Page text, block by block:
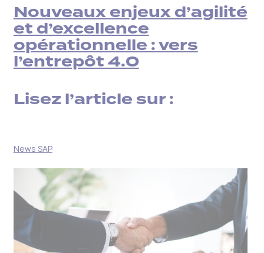
Nouveaux enjeux d’agilité
et d’excellence
opérationnelle : vers
l’entrepôt 4.0
Lisez l’article sur :
News SAP